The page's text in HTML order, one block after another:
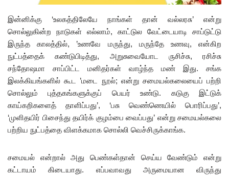
இன்னிக்கு ‘உலகத்திலேயே நாங்கள் தான் வல்லரசு’ என்று
சொல்லுகின்ற நாடுகள் எல்லாம், காட்டுல வேட்டையாடி சாப்டுட்டு
இருந்த காலத்தில், ’உணவே மருந்து, மருந்தே உணவு, என்கிற
நுட்பத்தைக் கண்டுபிடித்து, அறுசுவையோட ருசிச்சு, ரசிச்சு
சந்தோஷமா சாப்பிட்ட மனிதர்கள் வாழ்ந்த மண் இது. சங்க
இலக்கியங்களில் கூட ’மடை நூல்; என்று சமையல்கலையைப் பற்றி
சொல்லும் புத்தகங்களுக்குப் பெயர் உண்டு. கடுகு இட்டுக்
காய்கறிகளைத் தாளிப்பது’, ‘பசு வெண்ணெயில் பொரிப்பது’,
‘முளிதயிர் பிசைந்து தயிர்க் குழம்பை வைப்பது’ என்று சமையல்கலை
பற்றிய நுட்பத்தை விளக்கமாக சொல்லி வெச்சிருக்காங்க.
சமையல் என்றால் அது பெண்கள்தான் செய்ய வேண்டும் என்று
கட்டாயம் கிடையாது. எப்பவாவது அருமையான விருந்து